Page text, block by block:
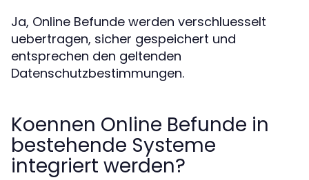
Ja, Online Befunde werden verschluesselt
uebertragen, sicher gespeichert und
entsprechen den geltenden
Datenschutzbestimmungen.
Koennen Online Befunde in
bestehende Systeme
integriert werden?